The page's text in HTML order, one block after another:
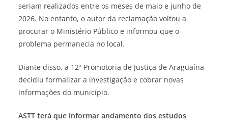
seriam realizados entre os meses de maio e junho de
2026. No entanto, o autor da reclamação voltou a
procurar o Ministério Público e informou que o
problema permanecia no local.
Diante disso, a 12ª Promotoria de Justiça de Araguaína
decidiu formalizar a investigação e cobrar novas
informações do município.
ASTT terá que informar andamento dos estudos